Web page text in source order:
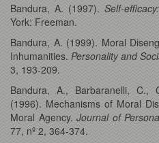
Bandura, A. (1997). Self-
York: Freeman.
Bandura, A. (1999). Moral
Inhumanities. Personality and
3, 193-209.
Bandura, A., Barbaranelli, C.,
(1996). Mechanisms of Moral
Moral Agency. Journal of
77, nº 2, 364-374.